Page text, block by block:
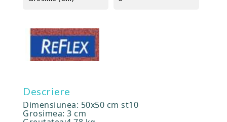
Descriere
Dimensiunea: 50x50 cm st10
Grosimea: 3 cm